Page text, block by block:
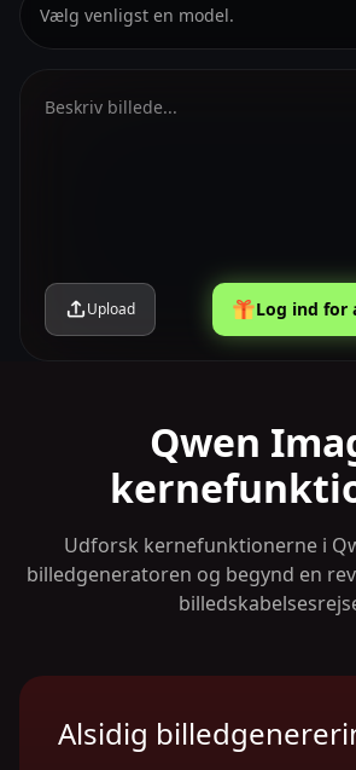
Vælg venligst en model.
Upload Log ind for
Qwen
Udforsk kernefunktionerne i
billedgeneratoren og begynd en
Alsidig